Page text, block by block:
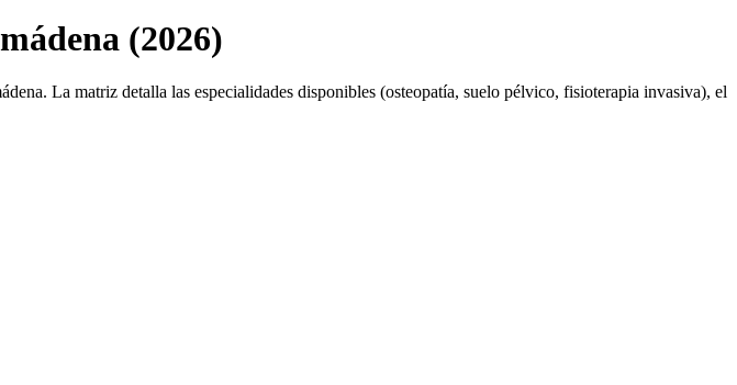
(2026)
La matriz detalla las especialidades disponibles (osteopatía, suelo pélvico, fisioterapia invasiva), el